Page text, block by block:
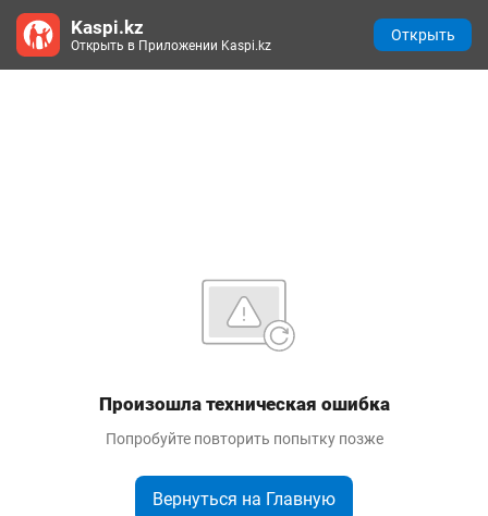
Произошла техническая ошибка
Попробуйте повторить попытку позже
Вернуться на Главную
Kaspi.kz
Открыть в Приложении Kaspi.kz
Открыть